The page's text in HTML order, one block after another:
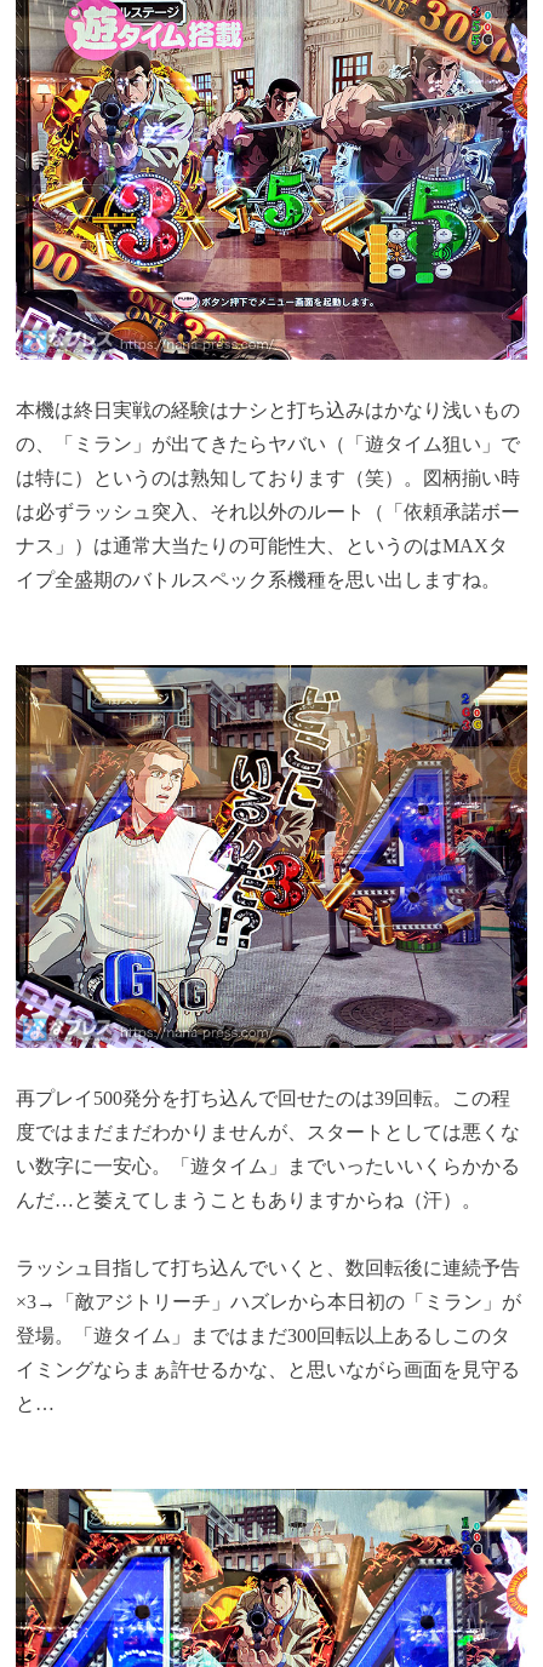
本機は終日実戦の経験はナシと打ち込みはかなり浅いもの
の、「ミラン」が出てきたらヤバい（「遊タイム狙い」で
は特に）というのは熟知しております（笑）。図柄揃い時
は必ずラッシュ突入、それ以外のルート（「依頼承諾ボー
ナス」）は通常大当たりの可能性大、というのはMAXタ
イプ全盛期のバトルスペック系機種を思い出しますね。
再プレイ500発分を打ち込んで回せたのは39回転。この程
度ではまだまだわかりませんが、スタートとしては悪くな
い数字に一安心。「遊タイム」までいったいいくらかかる
んだ…と萎えてしまうこともありますからね（汗）。
ラッシュ目指して打ち込んでいくと、数回転後に連続予告
×3→「敵アジトリーチ」ハズレから本日初の「ミラン」が
登場。「遊タイム」まではまだ300回転以上あるしこのタ
イミングならまぁ許せるかな、と思いながら画面を見守る
と…